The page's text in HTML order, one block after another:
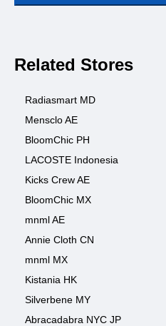
Related Stores
Radiasmart MD
Mensclo AE
BloomChic PH
LACOSTE Indonesia
Kicks Crew AE
BloomChic MX
mnml AE
Annie Cloth CN
mnml MX
Kistania HK
Silverbene MY
Abracadabra NYC JP